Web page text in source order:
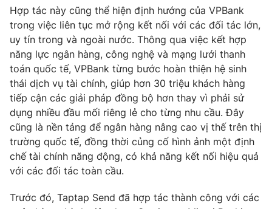
VTV9 VTV8
Liên hệ tòa soạn English
THỜI BÁO VTV
Theo dõi báo trên
Cơ quan chủ quản:Đài Truyền hình Việt Nam
Hợp tác này cũng thể hiện định hướng của VPBank
trong việc liên tục mở rộng kết nối với các đối tác lớn,
uy tín trong và ngoài nước. Thông qua việc kết hợp
năng lực ngân hàng, công nghệ và mạng lưới thanh
toán quốc tế, VPBank từng bước hoàn thiện hệ sinh
thái dịch vụ tài chính, giúp hơn 30 triệu khách hàng
tiếp cận các giải pháp đồng bộ hơn thay vì phải sử
dụng nhiều đầu mối riêng lẻ cho từng nhu cầu. Đây
cũng là nền tảng để ngân hàng nâng cao vị thế trên thị
trường quốc tế, đồng thời củng cố hình ảnh một định
chế tài chính năng động, có khả năng kết nối hiệu quả
với các đối tác toàn cầu.
Trước đó, Taptap Send đã hợp tác thành công với các